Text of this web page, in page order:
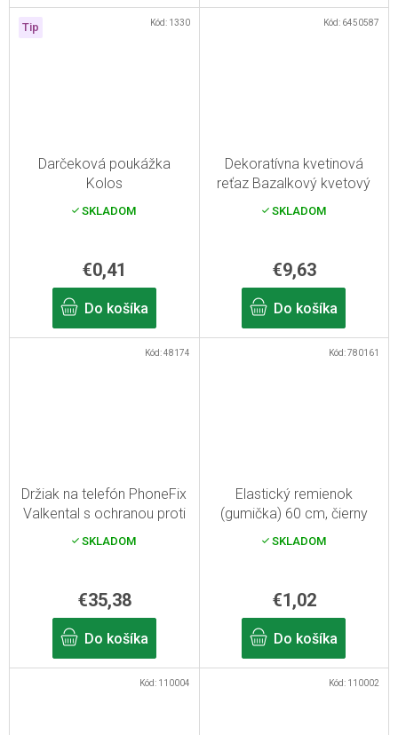
Tip
Darčeková poukážka
Kolos
SKLADOM
€0,41
Do košíka
Kód: 1330
Dekoratívna kvetinová
reťaz Bazalkový kvetový
veniec Biela fuksia
SKLADOM
€9,63
Do košíka
Kód: 6450587
Držiak na telefón PhoneFix
Valkental s ochranou proti
SKLADOM
€35,38
Do košíka
Kód:48174
Elastický remienok
(gumička) 60 cm, čierny
SKLADOM
€1,02
Do košíka
Kód:780161
Kód: 110004 Kód: 110002